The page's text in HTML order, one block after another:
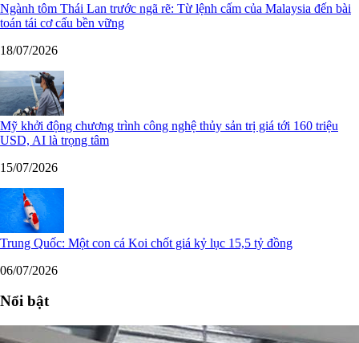
Ngành tôm Thái Lan trước ngã rẽ: Từ lệnh cấm của Malaysia đến bài
toán tái cơ cấu bền vững
18/07/2026
Mỹ khởi động chương trình công nghệ thủy sản trị giá tới 160 triệu
USD, AI là trọng tâm
15/07/2026
Trung Quốc: Một con cá Koi chốt giá kỷ lục 15,5 tỷ đồng
06/07/2026
Nổi bật